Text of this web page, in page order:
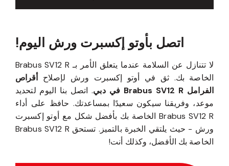
اتصل بأوتو إكسبرت ورش اليوم!
لا تتنازل عن السلامة عندما يتعلق الأمر بـ Brabus SV12 R
الخاصة بك. ثق في أوتو إكسبرت ورش لإصلاح
أقراص
الفرامل Brabus SV12 R في دبي
. اتصل بنا اليوم لتحديد
موعد، وفريقنا سيكون سعيدًا بمساعدتك. حافظ على أداء
Brabus SV12 R الخاصة بك بأفضل شكل مع أوتو إكسبرت
ورش - حيث يلتقي الخبرة بالتميز. تستحق Brabus SV12 R
الخاصة بك الأفضل، وكذلك أنت!